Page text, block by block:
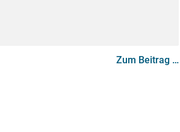
Zum Beitrag …